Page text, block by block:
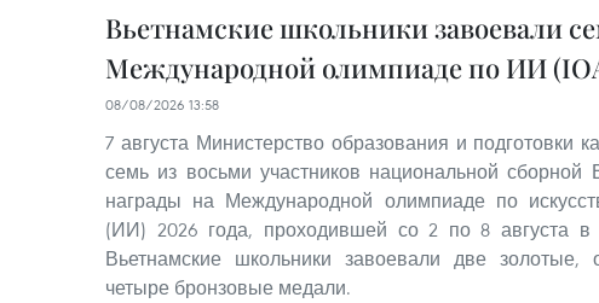
Вьетнамские школьники завоевали
Международной олимпиаде по ИИ
08/08/2026 13:58
7 августа Министерство образования и подготовки
семь из восьми участников национальной сборной
награды на Международной олимпиаде по
(ИИ) 2026 года, проходившей со 2 по 8 августа в
Вьетнамские школьники завоевали две золотые,
четыре бронзовые медали.